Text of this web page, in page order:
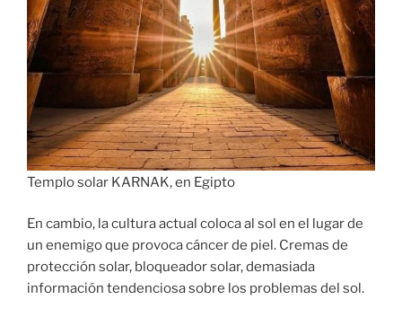
Templo solar KARNAK, en Egipto
En cambio, la cultura actual coloca al sol en el lugar de
un enemigo que provoca cáncer de piel. Cremas de
protección solar, bloqueador solar, demasiada
información tendenciosa sobre los problemas del sol.